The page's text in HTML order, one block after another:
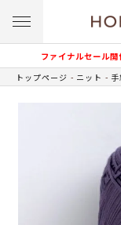
ファイナルセール
トップページ ニット